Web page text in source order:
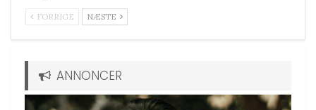
FORRIGE NÆSTE
ANNONCER